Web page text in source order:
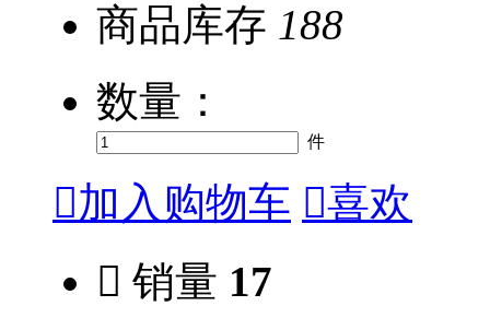
商品库存 188
数量：
件
加入购物车 喜欢
 销量 17